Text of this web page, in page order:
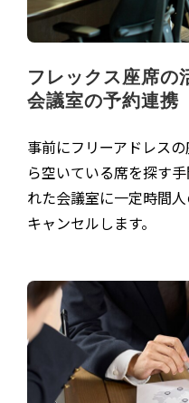
フレックス座席の
会議室の予約連携
事前にフリーアドレス
ら空いている席を探す
れた会議室に一定時間
キャンセルします。